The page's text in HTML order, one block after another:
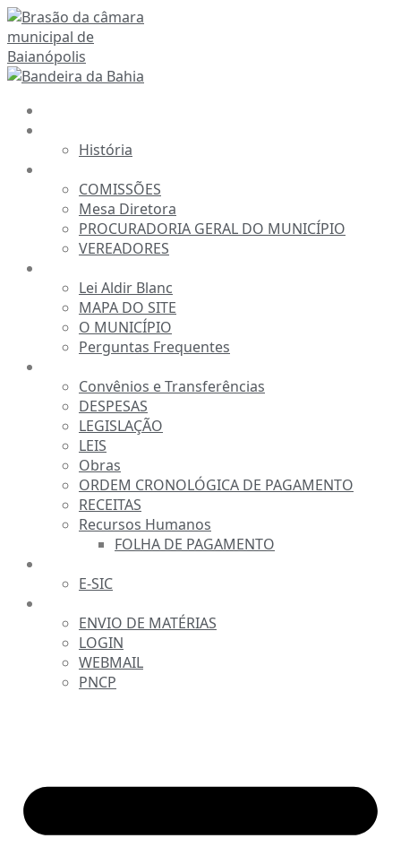
Ir
para
o
conteúdo
História
COMISSÕES
Mesa Diretora
PROCURADORIA GERAL DO MUNICÍPIO
VEREADORES
Lei Aldir Blanc
MAPA DO SITE
O MUNICÍPIO
Perguntas Frequentes
Convênios e Transferências
DESPESAS
LEGISLAÇÃO
LEIS
Obras
ORDEM CRONOLÓGICA DE PAGAMENTO
RECEITAS
Recursos Humanos
FOLHA DE PAGAMENTO
E-SIC
ENVIO DE MATÉRIAS
LOGIN
WEBMAIL
PNCP